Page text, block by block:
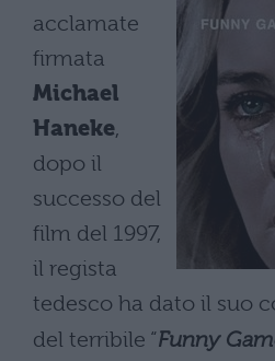
acclamate
firmata
Michael
Haneke,
dopo il
successo del
film del 1997,
il regista
tedesco ha dato il suo
del terribile “Funny